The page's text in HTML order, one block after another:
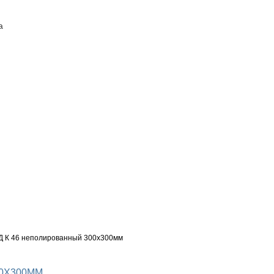
К 46 неполированный 300х300мм